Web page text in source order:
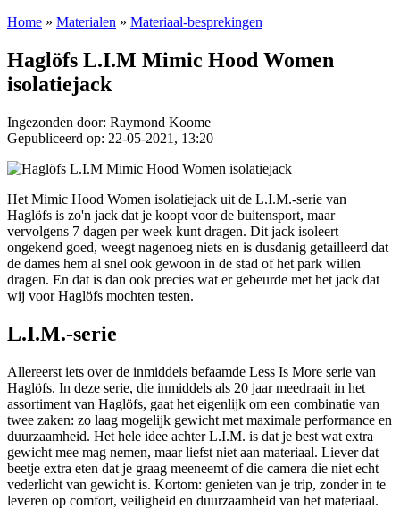
Home » Materialen » Materiaal-besprekingen
Haglöfs L.I.M Mimic Hood Women
isolatiejack
Ingezonden door: Raymond Koome
Gepubliceerd op: 22-05-2021, 13:20
Het Mimic Hood Women isolatiejack uit de L.I.M.-serie van
Haglöfs is zo'n jack dat je koopt voor de buitensport, maar
vervolgens 7 dagen per week kunt dragen. Dit jack isoleert
ongekend goed, weegt nagenoeg niets en is dusdanig getailleerd dat
de dames hem al snel ook gewoon in de stad of het park willen
dragen. En dat is dan ook precies wat er gebeurde met het jack dat
wij voor Haglöfs mochten testen.
L.I.M.-serie
Allereerst iets over de inmiddels befaamde Less Is More serie van
Haglöfs. In deze serie, die inmiddels als 20 jaar meedraait in het
assortiment van Haglöfs, gaat het eigenlijk om een combinatie van
twee zaken: zo laag mogelijk gewicht met maximale performance en
duurzaamheid. Het hele idee achter L.I.M. is dat je best wat extra
gewicht mee mag nemen, maar liefst niet aan materiaal. Liever dat
beetje extra eten dat je graag meeneemt of die camera die niet echt
vederlicht van gewicht is. Kortom: genieten van je trip, zonder in te
leveren op comfort, veiligheid en duurzaamheid van het materiaal.